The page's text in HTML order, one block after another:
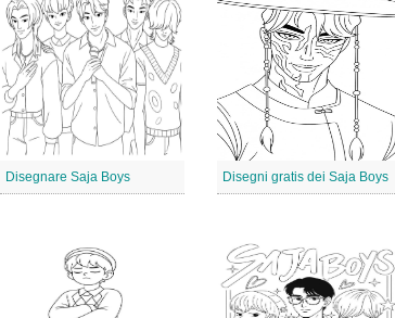
Disegnare Saja Boys Disegni gratis dei Saja Boys